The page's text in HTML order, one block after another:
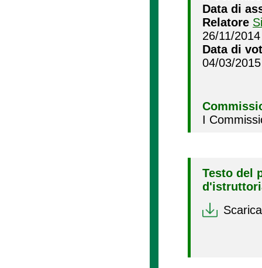
Data di
Relatore
26/11/2014
Data di
04/03/2015
I
Testo del